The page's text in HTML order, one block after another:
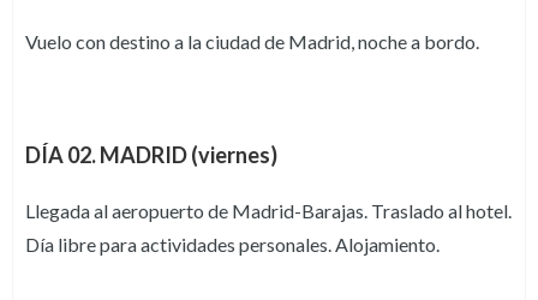
Vuelo con destino a la ciudad de Madrid, noche a bordo.
DÍA 02. MADRID (viernes)
Llegada al aeropuerto de Madrid-Barajas. Traslado al hotel.
Día libre para actividades personales. Alojamiento.